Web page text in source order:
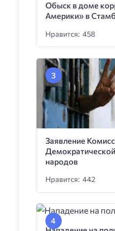
Обыск в доме
Америки» в
Нравится: 458
Заявление
народов
Нравится: 442